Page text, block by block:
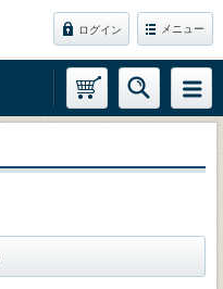
ログイン メニュー